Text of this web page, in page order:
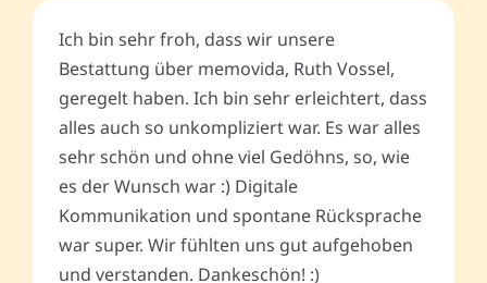
Ich bin sehr froh, dass wir unsere
Bestattung über memovida, Ruth Vossel,
geregelt haben. Ich bin sehr erleichtert, dass
alles auch so unkompliziert war. Es war alles
sehr schön und ohne viel Gedöhns, so, wie
es der Wunsch war :) Digitale
Kommunikation und spontane Rücksprache
war super. Wir fühlten uns gut aufgehoben
und verstanden. Dankeschön! :)